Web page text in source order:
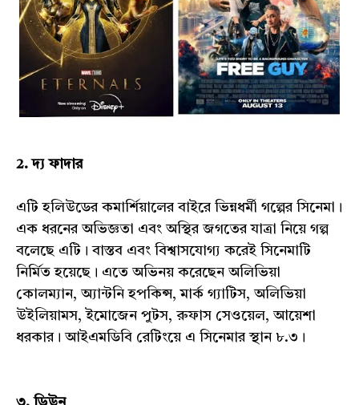
2. দ্য ফাদার
এটি হলিউডের কমার্শিয়ালের বাইরে ভিন্নধর্মী গল্পের সিনেমা।
এক ধরনের অভিজ্ঞতা এবং অস্থির জগতের যাত্রা নিয়ে গল্প
বলেছে এটি। বাস্তব এবং বিশ্বাসযোগ্য করেই সিনেমাটি
নির্মিত হয়েছে। এতে অভিনয় করেছেন অলিভিয়া
কোলম্যান, অ্যান্টনি হপকিন্স, মার্ক গ্যাটিস, অলিভিয়া
উইলিয়ামস, ইমোজেন পুটস, রুফাস সেওয়েল, আয়েশা
ধরকার। আইএমডিবি রেটিংয়ে এ সিনেমার স্থান ৮.৩।